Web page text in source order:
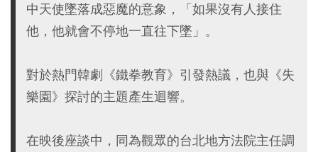
中天使墜落成惡魔的意象，「如果沒有人接住
他，他就會不停地一直往下墜」。
對於熱門韓劇《鐵拳教育》引發熱議，也與《失
樂園》探討的主題產生迴響。
在映後座談中，同為觀眾的台北地方法院主任調